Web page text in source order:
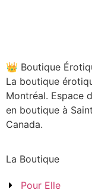
👑 Boutique
La boutique
Montréal. Espace
en boutique à
Canada.
La Boutique
Pour Elle